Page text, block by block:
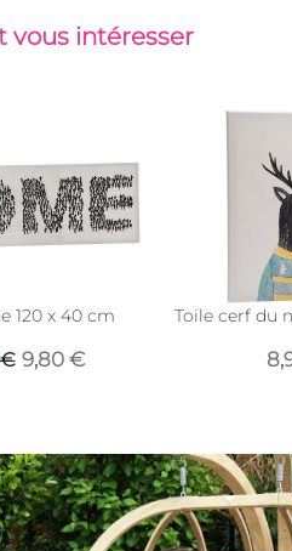
vous intéresser
120 x 40 cm
9,80 €
Toile cerf du